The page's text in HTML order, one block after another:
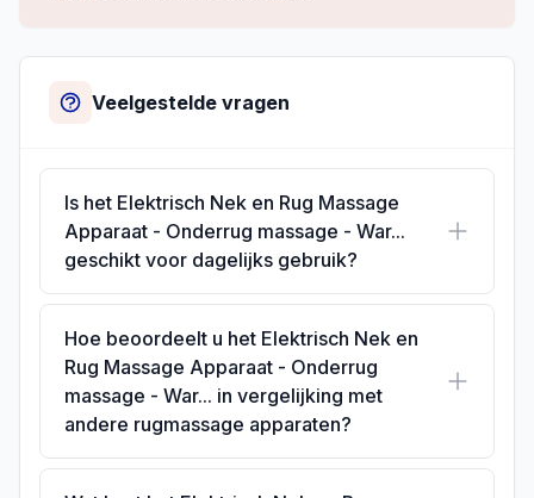
Veelgestelde vragen
Is het Elektrisch Nek en Rug Massage
Apparaat - Onderrug massage - War...
geschikt voor dagelijks gebruik?
Hoe beoordeelt u het Elektrisch Nek en
Rug Massage Apparaat - Onderrug
massage - War... in vergelijking met
andere rugmassage apparaten?